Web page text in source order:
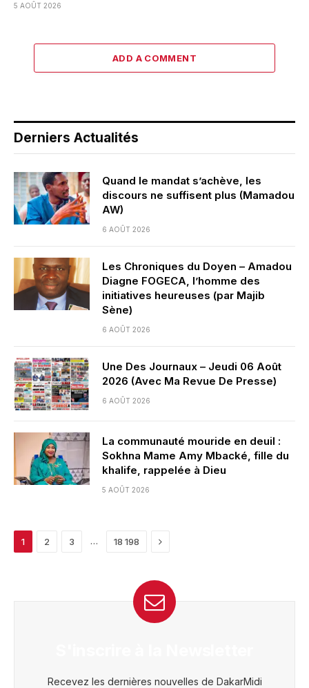
5 AOÛT 2026
ADD A COMMENT
Derniers Actualités
Quand le mandat s’achève, les
discours ne suffisent plus (Mamadou
AW)
6 AOÛT 2026
Les Chroniques du Doyen – Amadou
Diagne FOGECA, l’homme des
initiatives heureuses (par Majib
Sène)
6 AOÛT 2026
Une Des Journaux – Jeudi 06 Août
2026 (Avec Ma Revue De Presse)
6 AOÛT 2026
La communauté mouride en deuil :
Sokhna Mame Amy Mbacké, fille du
khalife, rappelée à Dieu
5 AOÛT 2026
1 2 3 … 18 198 Next
Recevez les dernières nouvelles de DakarMidi